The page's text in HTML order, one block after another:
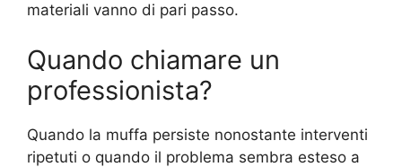
materiali vanno di pari passo.
Quando chiamare un
professionista?
Quando la muffa persiste nonostante interventi
ripetuti o quando il problema sembra esteso a